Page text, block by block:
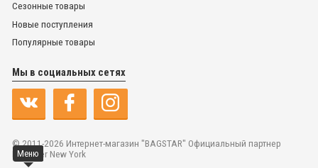
Сезонные товары
Новые поступления
Популярные товары
Мы в социальных сетях
© 2011-2026 Интернет-магазин "BAGSTAR" Официальный партнер
Dr.Koffer New York
Меню